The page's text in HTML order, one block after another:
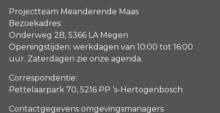
Projectteam Meanderende Maas
Bezoekadres:
Onderweg 2B, 5366 LA Megen
Openingstijden: werkdagen van 10:00 tot 16:00
uur. Zaterdagen zie onze agenda.
Correspondentie:
Pettelaarpark 70, 5216 PP ‘s-Hertogenbosch
Contactgegevens omgevingsmanagers